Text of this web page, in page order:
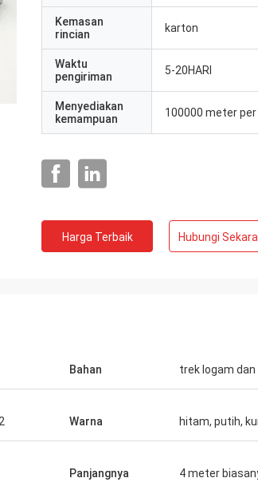
Kemasan
rincian
karton
Waktu
pengiriman
5-20HARI
Menyediakan
kemampuan
100000 meter
Harga Terbaik Hubungi
Bahan trek logam dan
Warna hitam, putih,
Panjangnya 4 meter